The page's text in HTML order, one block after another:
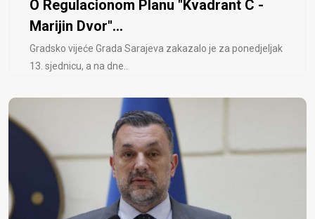
O Regulacionom Planu "Kvadrant C -
Marijin Dvor"...
Gradsko vijeće Grada Sarajeva zakazalo je za ponedjeljak
13. sjednicu, a na dne..